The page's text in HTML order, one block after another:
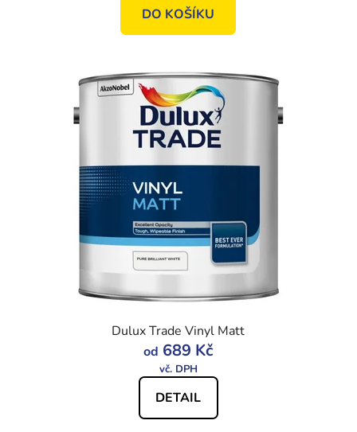
DO KOŠÍKU
Dulux Trade Vinyl Matt
od 689 Kč
DETAIL